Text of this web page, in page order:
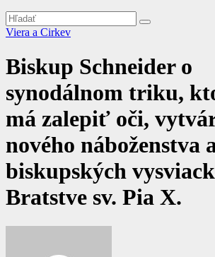
Viera a Cirkev
Biskup Schneider o
synodálnom triku,
má zalepiť oči,
nového náboženstva
biskupských
Bratstve sv. Pia X.